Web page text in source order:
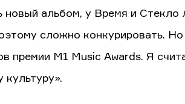
новый альбом, у Время и Стекло
сложно конкурировать.
премии M1 Music Awards. Я
культуру».